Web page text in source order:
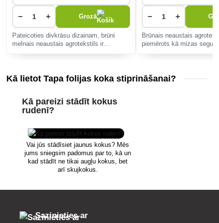
− + Grozā
Pateicoties divkrāsu dizainam, brūni
melnais neaustais agrotekstils ir
iztvai
− +
Brūnais neaustais
piemērots kā mizas
Kā lietot Tapa folijas koka stiprināšanai?
Kā pareizi stādīt kokus
rudenī?
Vai jūs stādīsiet jaunus kokus? Mēs
jums sniegsim padomus par to, kā un
kad stādīt ne tikai augļu kokus, bet
arī skujkokus.
Sazinieties ar